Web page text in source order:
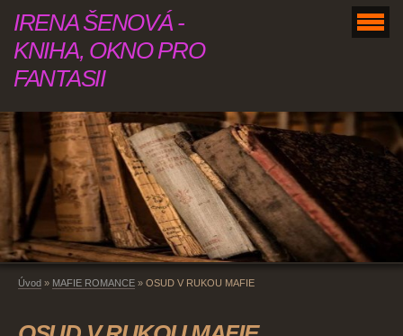
IRENA ŠENOVÁ -
KNIHA, OKNO PRO
FANTASII
Úvod » MAFIE ROMANCE » OSUD V RUKOU MAFIE